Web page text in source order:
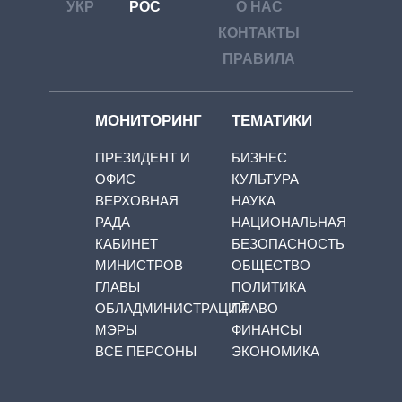
УКР РОС
О НАС
КОНТАКТЫ
ПРАВИЛА
МОНИТОРИНГ
ПРЕЗИДЕНТ И
ОФИС
ВЕРХОВНАЯ
РАДА
КАБИНЕТ
МИНИСТРОВ
ГЛАВЫ
ОБЛАДМИНИСТРАЦИЙ
МЭРЫ
ВСЕ ПЕРСОНЫ
ТЕМАТИКИ
БИЗНЕС
КУЛЬТУРА
НАУКА
НАЦИОНАЛЬНАЯ
БЕЗОПАСНОСТЬ
ОБЩЕСТВО
ПОЛИТИКА
ПРАВО
ФИНАНСЫ
ЭКОНОМИКА